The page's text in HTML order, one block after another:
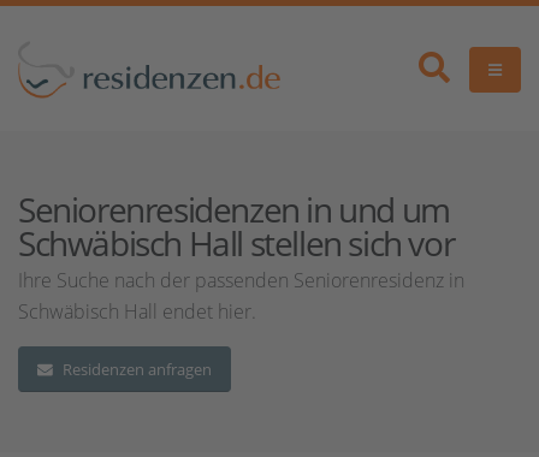
Seniorenresidenzen in und um
Schwäbisch Hall stellen sich vor
Ihre Suche nach der passenden Seniorenresidenz in
Schwäbisch Hall endet hier.
Residenzen anfragen